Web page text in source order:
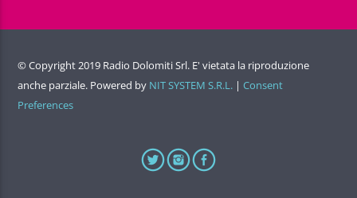
© Copyright 2019 Radio Dolomiti Srl. E' vietata la riproduzione
anche parziale. Powered by NIT SYSTEM S.R.L. | Consent
Preferences